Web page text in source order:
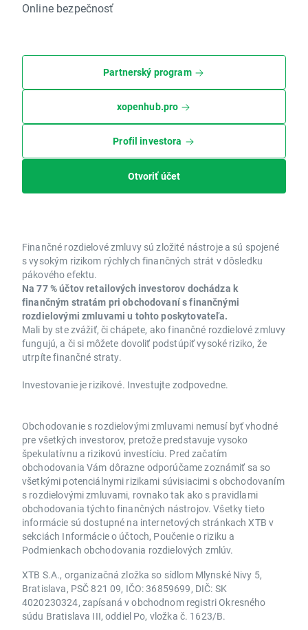
Online bezpečnosť
Partnerský program
xopenhub.pro
Profil investora
Otvoriť účet
Finančné rozdielové zmluvy sú zložité nástroje a sú spojené
s vysokým rizikom rýchlych finančných strát v dôsledku
pákového efektu.
Na 77 % účtov retailových investorov dochádza k
finančným stratám pri obchodovaní s finančnými
rozdielovými zmluvami u tohto poskytovateľa.
Mali by ste zvážiť, či chápete, ako finančné rozdielové zmluvy
fungujú, a či si môžete dovoliť podstúpiť vysoké riziko, že
utrpíte finančné straty.
Investovanie je rizikové. Investujte zodpovedne.
Obchodovanie s rozdielovými zmluvami nemusí byť vhodné
pre všetkých investorov, pretože predstavuje vysoko
špekulatívnu a rizikovú investíciu. Pred začatím
obchodovania Vám dôrazne odporúčame zoznámiť sa so
všetkými potenciálnymi rizikami súvisiacimi s obchodovaním
s rozdielovými zmluvami, rovnako tak ako s pravidlami
obchodovania týchto finančných nástrojov. Všetky tieto
informácie sú dostupné na internetových stránkach XTB v
sekciách Informácie o účtoch, Poučenie o riziku a
Podmienkach obchodovania rozdielových zmlúv.
XTB S.A., organizačná zložka so sídlom Mlynské Nivy 5,
Bratislava, PSČ 821 09, IČO: 36859699, DIČ: SK
4020230324, zapísaná v obchodnom registri Okresného
súdu Bratislava III, oddiel Po, vložka č. 1623/B.